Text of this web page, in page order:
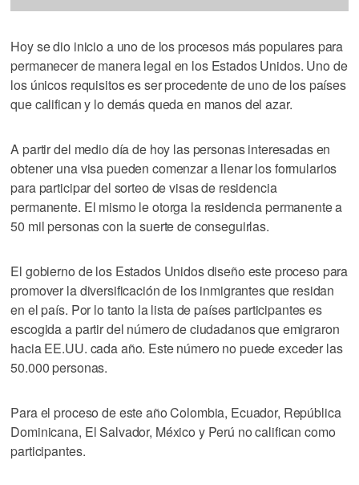
Hoy se dio inicio a uno de los procesos más populares para
permanecer de manera legal en los Estados Unidos. Uno de
los únicos requisitos es ser procedente de uno de los países
que califican y lo demás queda en manos del azar.
A partir del medio día de hoy las personas interesadas en
obtener una visa pueden comenzar a llenar los formularios
para participar del sorteo de visas de residencia
permanente. El mismo le otorga la residencia permanente a
50 mil personas con la suerte de conseguirlas.
El gobierno de los Estados Unidos diseño este proceso para
promover la diversificación de los inmigrantes que residan
en el país. Por lo tanto la lista de países participantes es
escogida a partir del número de ciudadanos que emigraron
hacia EE.UU. cada año. Este número no puede exceder las
50.000 personas.
Para el proceso de este año Colombia, Ecuador, República
Dominicana, El Salvador, México y Perú no califican como
participantes.